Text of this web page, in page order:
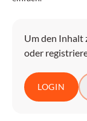
Um den Inhalt
oder
LOGIN